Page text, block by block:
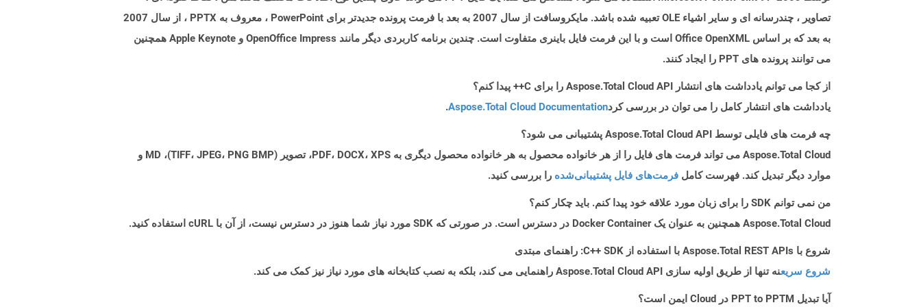
تصاویر ، چندرسانه ای و سایر اشیاء OLE تعبیه شده باشد. مایکروسافت از سال 2007 به بعد با فرمت پرونده جدیدتر برای PowerPoint ، معروف به PPTX ، از سال 2007
به بعد که بر اساس Office OpenXML است و با این فرمت فایل باینری متفاوت است. چندین برنامه کاربردی دیگر مانند OpenOffice Impress و Apple Keynote همچنین
می توانند پرونده های PPT را ایجاد کنند.
از کجا می توانم یادداشت های انتشار Aspose.Total Cloud API را برای C++ پیدا کنم؟
یادداشت های انتشار کامل را می توان در بررسی کردAspose.Total Cloud Documentation
.
چه فرمت های فایلی توسط Aspose.Total Cloud API پشتیبانی می شود؟
Aspose.Total Cloud می تواند فرمت های فایل را از هر خانواده محصول به هر خانواده محصول دیگری به PDF، DOCX، XPS، تصویر (TIFF، JPEG، PNG BMP)، MD و
موارد دیگر تبدیل کند. فهرست کامل فرمت‌های فایل پشتیبانی‌شده را بررسی کنید.
من نمی توانم SDK را برای زبان مورد علاقه خود پیدا کنم. باید چکار کنم؟
Aspose.Total Cloud همچنین به عنوان یک Docker Container در دسترس است. در صورتی که SDK مورد نیاز شما هنوز در دسترس نیست، از آن با cURL استفاده کنید.
شروع با Aspose.Total REST APIs با استفاده از C++ SDK: راهنمای مبتدی
شروع سریعنه تنها از طریق اولیه سازی Aspose.Total Cloud API راهنمایی می کند، بلکه به نصب کتابخانه های مورد نیاز نیز کمک می کند.
آیا تبدیل PPT to PPTM در Cloud ایمن است؟